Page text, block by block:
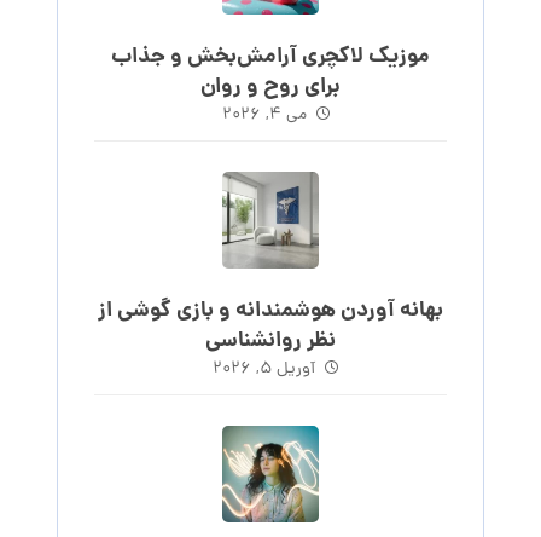
موزیک لاکچری آرامش‌بخش‌ و جذاب‌
برای روح و روان
می 4, 2026
بهانه آوردن هوشمندانه و بازی گوشی از
نظر روانشناسی
آوریل 5, 2026